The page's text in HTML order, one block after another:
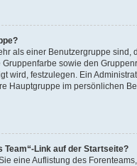
als einer Benutzergruppe sind,
Gruppenfarbe sowie den
wird, festzulegen. Ein
Hauptgruppe im persönlichen
Team“-Link auf der Startseite?
eine Auflistung des